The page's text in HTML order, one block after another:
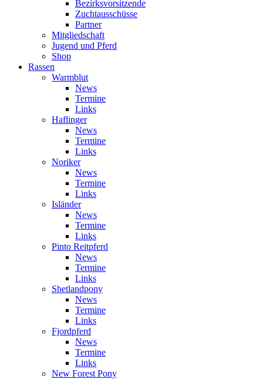
Bezirksvorsitzende
Zuchtausschüsse
Partner
Mitgliedschaft
Jugend und Pferd
Shop
Rassen
Warmblut
News
Termine
Links
Haflinger
News
Termine
Links
Noriker
News
Termine
Links
Isländer
News
Termine
Links
Pinto Reitpferd
News
Termine
Links
Shetlandpony
News
Termine
Links
Fjordpferd
News
Termine
Links
New Forest Pony